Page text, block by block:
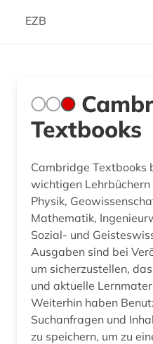
EZB
Textbooks
Cambridge Textbooks
wichtigen
Physik,
Mathematik,
Sozial- und
Ausgaben sind bei
um sicherzustellen,
und aktuelle
Weiterhin haben
Suchanfragen und
zu speichern, um zu